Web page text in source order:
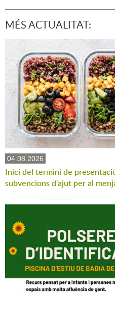
MÉS ACTUALITAT:
04.08.2026
Inici del termini de
subvencions d'ajut per al